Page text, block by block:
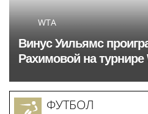
WTA
Винус Уильямс
Рахимовой на турнире
ФУТБОЛ